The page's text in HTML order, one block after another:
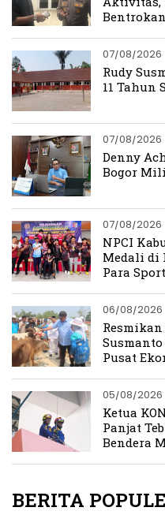
07/08/2026
Rudy
11 Tahun
07/08/2026
Denny
Bogor
07/08/2026
NPCI
Medali di
Para
06/08/2026
Pusat
05/08/2026
Ketua
Panjat
Bendera
BERITA